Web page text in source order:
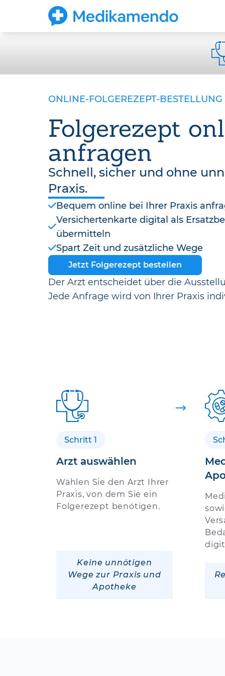
ONLINE-FOLGEREZEPT-BESTELLUNG
Folgerezept
anfragen
Schnell, sicher und ohne
Praxis.
Bequem online bei Ihrer Praxis
Versichertenkarte digital als
übermitteln
Spart Zeit und zusätzliche Wege
Jetzt Folgerezept bestellen
Der Arzt entscheidet über die
Jede Anfrage wird von Ihrer Praxis
Schritt 1
Arzt auswählen
Wählen Sie den Arzt Ihrer
Praxis, von dem Sie ein
Folgerezept benötigen.
Keine unnötigen
Wege zur Praxis und
Apotheke